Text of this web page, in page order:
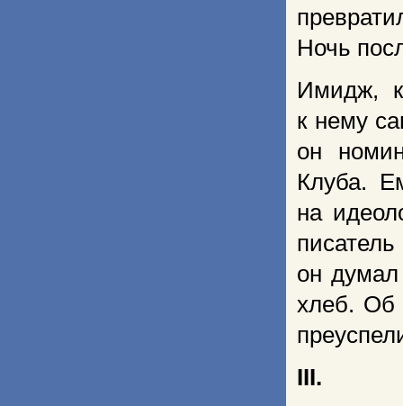
Ночь
Имидж,
к нему
он
Клуба.
на
он
хлеб. Об
III.